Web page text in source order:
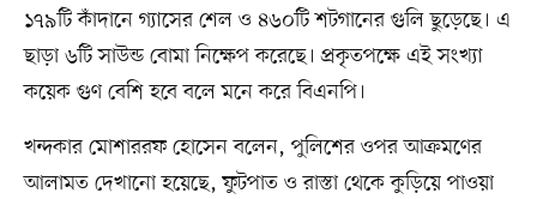
১৭৯টি কাঁদানে গ্যাসের শেল ও ৪৬০টি শটগানের গুলি ছুড়েছে। এ
ছাড়া ৬টি সাউন্ড বোমা নিক্ষেপ করেছে। প্রকৃতপক্ষে এই সংখ্যা
কয়েক গুণ বেশি হবে বলে মনে করে বিএনপি।
খন্দকার মোশাররফ হোসেন বলেন, পুলিশের ওপর আক্রমণের
আলামত দেখানো হয়েছে, ফুটপাত ও রাস্তা থেকে কুড়িয়ে পাওয়া